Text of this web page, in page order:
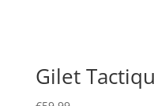
Gilet